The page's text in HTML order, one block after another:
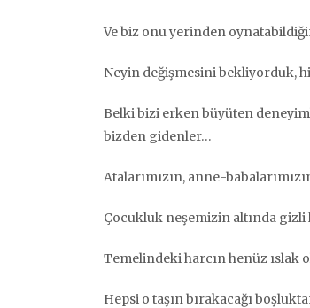
Ve biz onu yerinden
Neyin değişmesini bekliyorduk,
Belki bizi erken büyüten
bizden gidenler…
Atalarımızın, anne-
Çocukluk neşemizin altında
Temelindeki harcın henüz
Hepsi o taşın bırakacağı